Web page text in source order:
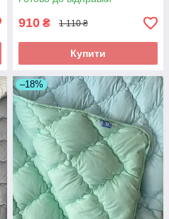
910 ₴ 1 110 ₴
Купити
–18%